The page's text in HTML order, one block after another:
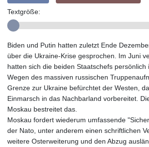
Textgröße:
Biden und Putin hatten zuletzt Ende
über die Ukraine-Krise gesprochen. Im Juni
hatten sich die beiden Staatschefs persönlich
Wegen des massiven russischen
Grenze zur Ukraine befürchtet der Westen,
Einmarsch in das Nachbarland vorbereitet.
Moskau bestreitet das.
Moskau fordert wiederum umfassende
der Nato, unter anderem einen schriftlichen
weitere Osterweiterung und den Abzug